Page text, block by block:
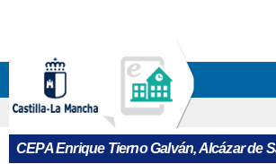
CEPA Enrique Tierno Galván, Alcázar de